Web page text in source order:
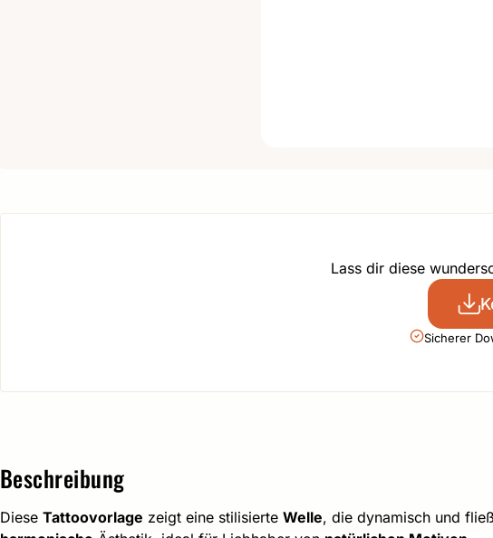
Lass dir diese
Sicherer
Beschreibung
Diese Tattoovorlage zeigt eine stilisierte Welle, die dynamisch und